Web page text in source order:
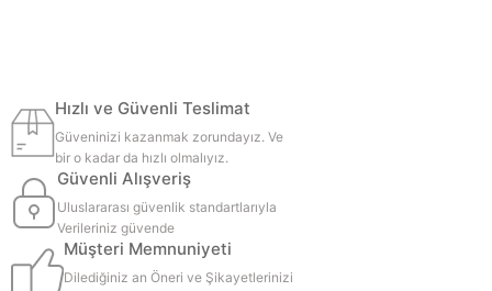
Hızlı ve Güvenli Teslimat
Güveninizi kazanmak zorundayız. Ve
bir o kadar da hızlı olmalıyız.
Güvenli Alışveriş
Uluslararası güvenlik standartlarıyla
Verileriniz güvende
Müşteri Memnuniyeti
Dilediğiniz an Öneri ve Şikayetlerinizi